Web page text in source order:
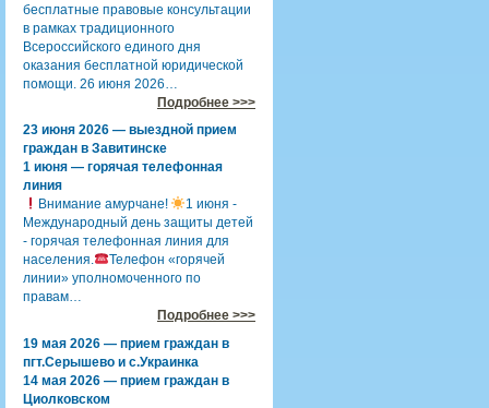
бесплатные правовые консультации
в рамках традиционного
Всероссийского единого дня
оказания бесплатной юридической
помощи. 26 июня 2026…
Подробнее >>>
23 июня 2026 — выездной прием
граждан в Завитинске
1 июня — горячая телефонная
линия
Внимание амурчане!
1 июня -
Международный день защиты детей
- горячая телефонная линия для
населения.
Телефон «горячей
линии» уполномоченного по
правам…
Подробнее >>>
19 мая 2026 — прием граждан в
пгт.Серышево и с.Украинка
14 мая 2026 — прием граждан в
Циолковском